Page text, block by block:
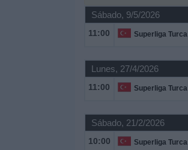
Sábado, 9/5/2026
11:00 Superliga Turca
Lunes, 27/4/2026
11:00 Superliga Turca
Sábado, 21/2/2026
10:00 Superliga Turca